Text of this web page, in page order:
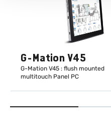
G-Mation V45
G-Mation V45 : flush mounted
multitouch Panel PC